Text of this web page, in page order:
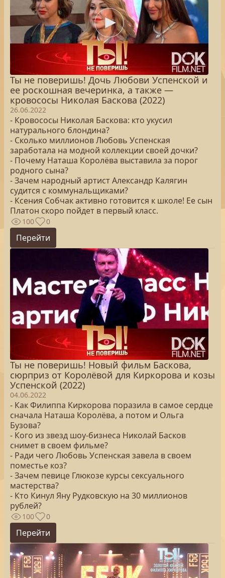
Ты не поверишь! Дочь Любови Успенской и
ее роскошная вечеринка, а также —
кровососы Николая Баскова (2022)
26.06.2022
- Кровососы Николая Баскова: кто укусил
натурального блондина?
- Сколько миллионов Любовь Успенская
заработала на модной коллекции своей дочки?
- Почему Наташа Королёва выставила за порог
родного сына?
- Зачем народный артист Александр Калягин
судится с коммунальщиками?
- Ксения Собчак активно готовится к школе! Ее сын
Платон скоро пойдет в первый класс.
100 0
Перейти
Ты не поверишь! Новый фильм Баскова,
сюрприз от Королёвой для Киркорова и козы
Успенской (2022)
04.06.2022
- Как Филиппа Киркорова поразила в самое сердце
сначала Наташа Королёва, а потом и Ольга
Бузова?
- Кого из звезд шоу-бизнеса Николай Басков
снимет в своем фильме?
- Ради чего Любовь Успенская завела в своем
поместье коз?
- Зачем певице Глюкозе курсы сексуального
мастерства?
- Кто Кинул Яну Рудковскую на 30 миллионов
рублей?
100 0
Перейти